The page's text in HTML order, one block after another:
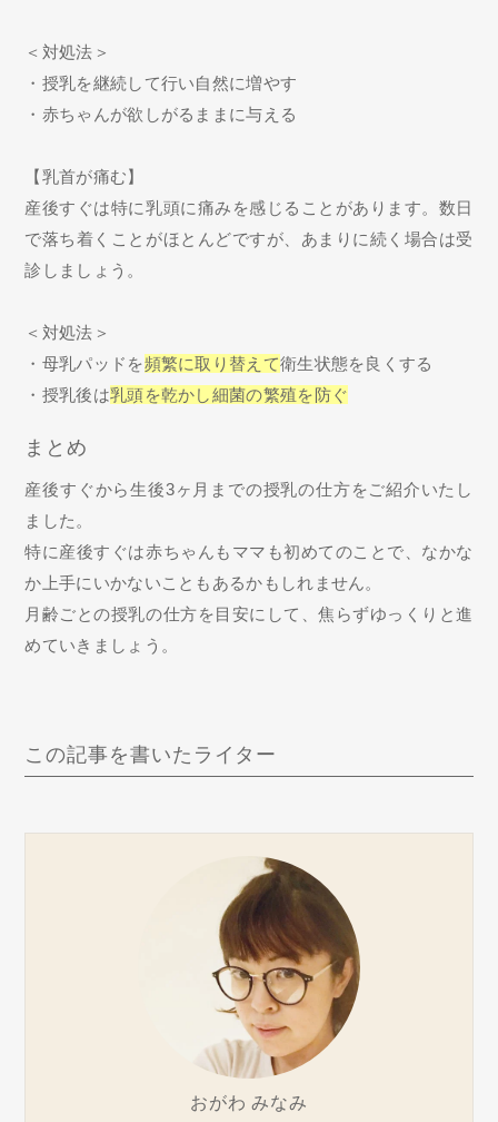
＜対処法＞
・授乳を継続して行い自然に増やす
・赤ちゃんが欲しがるままに与える
【乳首が痛む】
産後すぐは特に乳頭に痛みを感じることがあります。数日
で落ち着くことがほとんどですが、あまりに続く場合は受
診しましょう。
＜対処法＞
・母乳パッドを頻繁に取り替えて衛生状態を良くする
・授乳後は乳頭を乾かし細菌の繁殖を防ぐ
まとめ
産後すぐから生後3ヶ月までの授乳の仕方をご紹介いたし
ました。
特に産後すぐは赤ちゃんもママも初めてのことで、なかな
か上手にいかないこともあるかもしれません。
月齢ごとの授乳の仕方を目安にして、焦らずゆっくりと進
めていきましょう。
この記事を書いたライター
おがわ みなみ